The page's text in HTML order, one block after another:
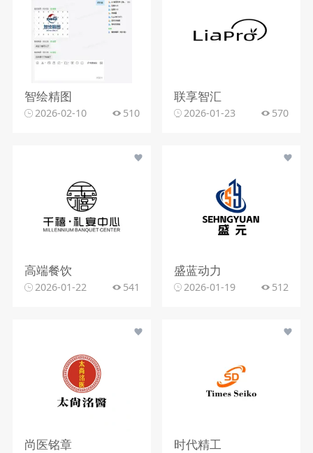
智绘精图
2026-02-10 510
联享智汇
2026-01-23 570
高端餐饮
2026-01-22 541
盛蓝动力
2026-01-19 512
尚医铭章 时代精工